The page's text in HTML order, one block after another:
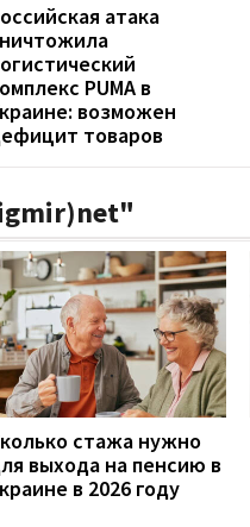
атака
PUMA в
возможен
товаров
стажа нужно
выхода на пенсию в
в 2026 году